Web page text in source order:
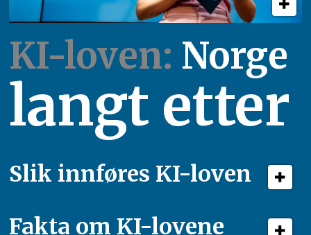
KI-loven: Norge
langt etter
Slik innføres KI-loven
Fakta om KI-lovene